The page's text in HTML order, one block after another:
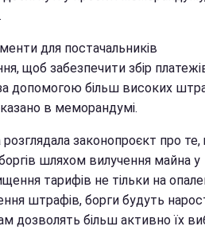
для постачальників
щоб забезпечити збір
допомогою більш високих
в меморандумі.
законопроєкт про
шляхом вилучення майна у
тарифів не тільки на
штрафів, борги будуть
дозволять більш активно їх